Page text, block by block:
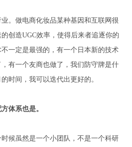
。做电商化妆品某种基因和互联网很
创造UGC效率，使得后来者追逐你的
一定是最强的，有一个日本新的技术
有一个友商也做了，我们防守牌是什
时间，我可以迭代出更好的。
体系也是。
候虽然是一个小团队，不是一个科研